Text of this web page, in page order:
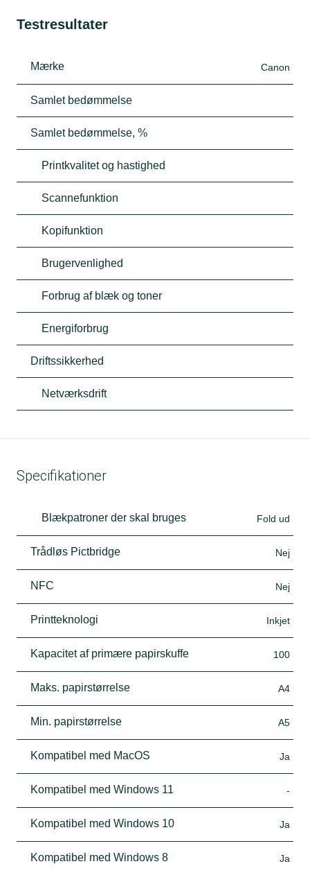
Testresultater
Mærke Canon
Samlet bedømmelse
Samlet bedømmelse, %
Printkvalitet og hastighed
Scannefunktion
Kopifunktion
Brugervenlighed
Forbrug af blæk og toner
Energiforbrug
Driftssikkerhed
Netværksdrift
Specifikationer
Blækpatroner der skal bruges Fold ud
Trådløs Pictbridge Nej
NFC Nej
Printteknologi Inkjet
Kapacitet af primære papirskuffe 100
Maks. papirstørrelse A4
Min. papirstørrelse A5
Kompatibel med MacOS Ja
Kompatibel med Windows 11 -
Kompatibel med Windows 10 Ja
Kompatibel med Windows 8 Ja